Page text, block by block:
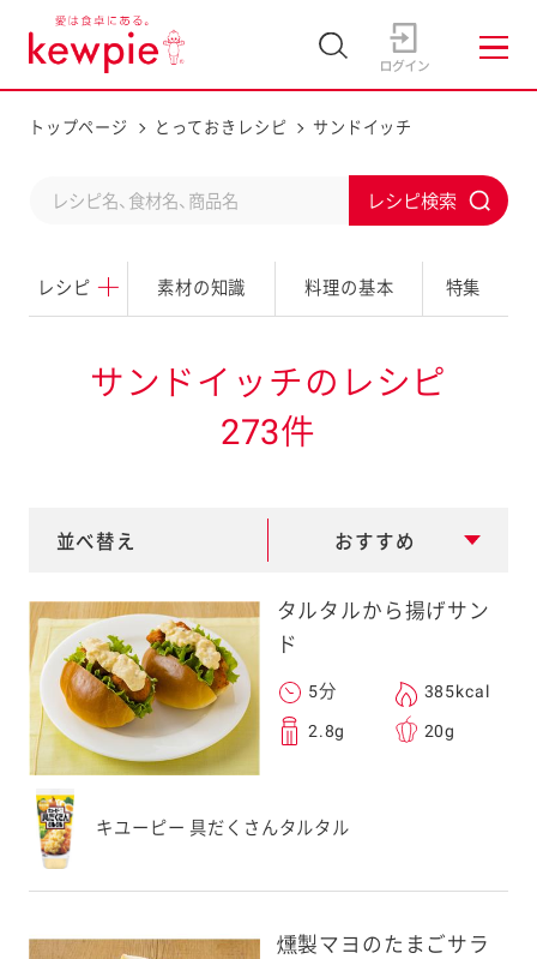
トップページ とっておきレシピ サンドイッチ
レシピ 素材の知識 料理の基本 特集
d
r
c
b
サンドイッチのレシピ
273件
並べ替え おすすめ
タルタルから揚げサン
ド
5分 385kcal
2.8g 20g
キユーピー 具だくさんタルタル
燻製マヨのたまごサラ